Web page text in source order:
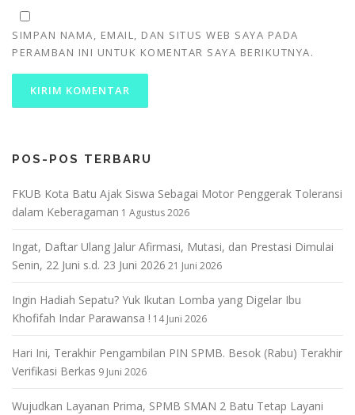
SIMPAN NAMA, EMAIL, DAN SITUS WEB SAYA PADA
PERAMBAN INI UNTUK KOMENTAR SAYA BERIKUTNYA.
POS-POS TERBARU
FKUB Kota Batu Ajak Siswa Sebagai Motor Penggerak Toleransi
dalam Keberagaman 1 Agustus 2026
Ingat, Daftar Ulang Jalur Afirmasi, Mutasi, dan Prestasi Dimulai
Senin, 22 Juni s.d. 23 Juni 2026 21 Juni 2026
Ingin Hadiah Sepatu? Yuk Ikutan Lomba yang Digelar Ibu
Khofifah Indar Parawansa ! 14 Juni 2026
Hari Ini, Terakhir Pengambilan PIN SPMB. Besok (Rabu) Terakhir
Verifikasi Berkas 9 Juni 2026
Wujudkan Layanan Prima, SPMB SMAN 2 Batu Tetap Layani